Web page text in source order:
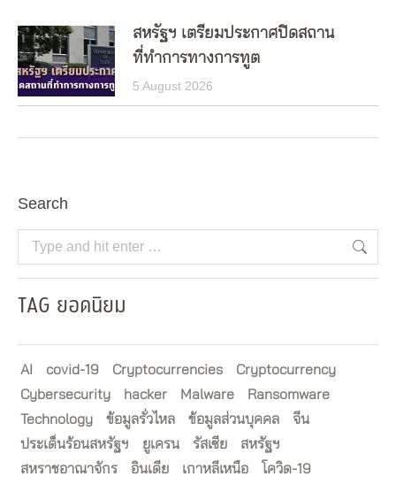
สหรัฐฯ เตรียมประกาศปิดสถาน
ที่ทำการทางการทูต
5 August 2026
Search
Search:
TAG ยอดนิยม
AI covid-19 Cryptocurrencies
Cryptocurrency
Cybersecurity
hacker Malware
Ransomware
Technology
ข้อมูลรั่วไหล ข้อมูลส่วนบุคคล
จีน
ประเด็นร้อนสหรัฐฯ
ยูเครน รัสเซีย
สหรัฐฯ
สหราชอาณาจักร
อินเดีย เกาหลีเหนือ โควิด-19